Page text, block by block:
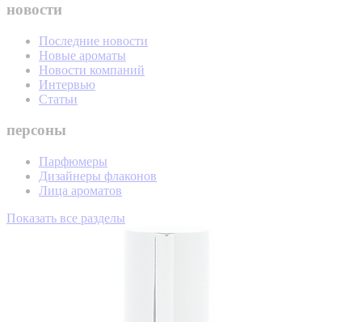
новости
Последние новости
Новые ароматы
Новости компаний
Интервью
Статьи
персоны
Парфюмеры
Дизайнеры флаконов
Лица ароматов
Показать все разделы